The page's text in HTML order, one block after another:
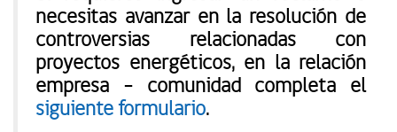
necesitas avanzar en la resolución de
controversias relacionadas con
proyectos energéticos, en la relación
empresa – comunidad completa el
siguiente formulario.